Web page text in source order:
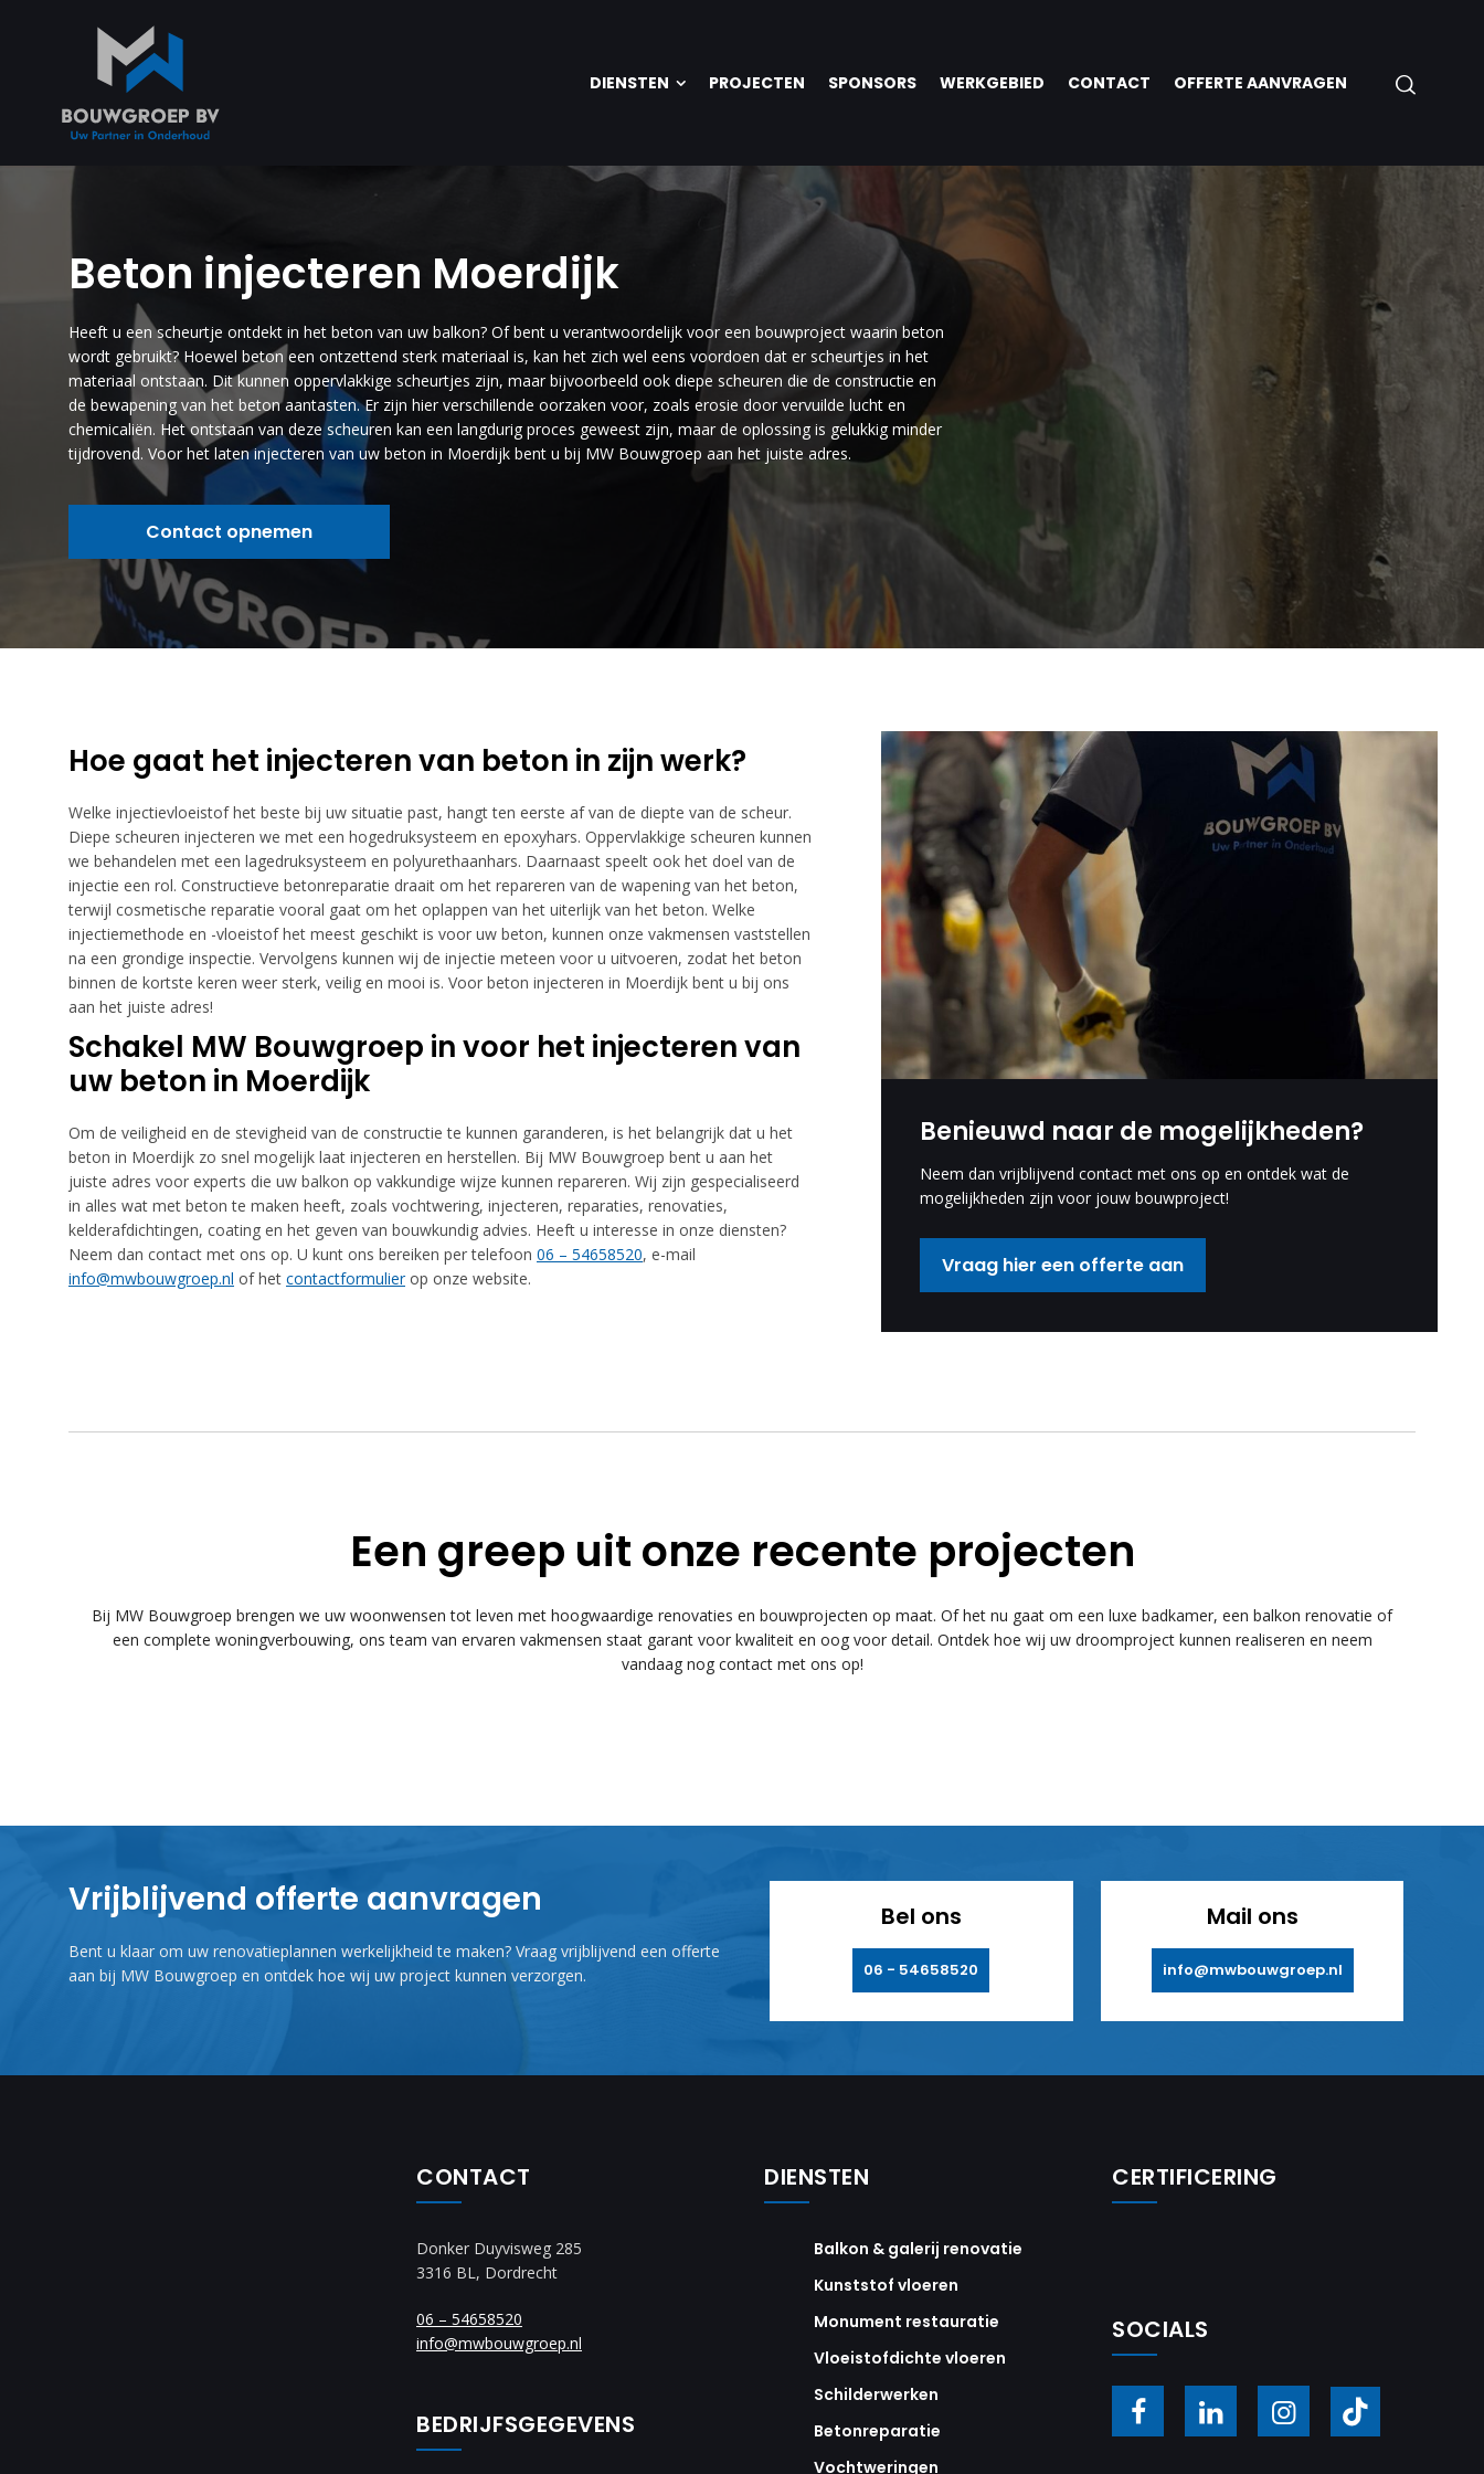
DIENSTEN PROJECTEN SPONSORS WERKGEBIED CONTACT OFFERTE AANVRAGEN
Beton injecteren Moerdijk
Heeft u een scheurtje ontdekt in het beton van uw balkon? Of bent u verantwoordelijk voor een bouwproject waarin beton
wordt gebruikt? Hoewel beton een ontzettend sterk materiaal is, kan het zich wel eens voordoen dat er scheurtjes in het
materiaal ontstaan. Dit kunnen oppervlakkige scheurtjes zijn, maar bijvoorbeeld ook diepe scheuren die de constructie en
de bewapening van het beton aantasten. Er zijn hier verschillende oorzaken voor, zoals erosie door vervuilde lucht en
chemicaliën. Het ontstaan van deze scheuren kan een langdurig proces geweest zijn, maar de oplossing is gelukkig minder
tijdrovend. Voor het laten injecteren van uw beton in Moerdijk bent u bij MW Bouwgroep aan het juiste adres.
Contact opnemen
Hoe gaat het injecteren van beton in zijn werk?
Welke injectievloeistof het beste bij uw situatie past, hangt ten eerste af van de diepte van de scheur.
Diepe scheuren injecteren we met een hogedruksysteem en epoxyhars. Oppervlakkige scheuren kunnen
we behandelen met een lagedruksysteem en polyurethaanhars. Daarnaast speelt ook het doel van de
injectie een rol. Constructieve betonreparatie draait om het repareren van de wapening van het beton,
terwijl cosmetische reparatie vooral gaat om het oplappen van het uiterlijk van het beton. Welke
injectiemethode en -vloeistof het meest geschikt is voor uw beton, kunnen onze vakmensen vaststellen
na een grondige inspectie. Vervolgens kunnen wij de injectie meteen voor u uitvoeren, zodat het beton
binnen de kortste keren weer sterk, veilig en mooi is. Voor beton injecteren in Moerdijk bent u bij ons
aan het juiste adres!
Schakel MW Bouwgroep in voor het injecteren van
uw beton in Moerdijk
Om de veiligheid en de stevigheid van de constructie te kunnen garanderen, is het belangrijk dat u het
beton in Moerdijk zo snel mogelijk laat injecteren en herstellen. Bij MW Bouwgroep bent u aan het
juiste adres voor experts die uw balkon op vakkundige wijze kunnen repareren. Wij zijn gespecialiseerd
in alles wat met beton te maken heeft, zoals vochtwering, injecteren, reparaties, renovaties,
kelderafdichtingen, coating en het geven van bouwkundig advies. Heeft u interesse in onze diensten?
Neem dan contact met ons op. U kunt ons bereiken per telefoon 06 – 54658520, e-mail
info@mwbouwgroep.nl of het contactformulierop onze website.
Benieuwd naar de mogelijkheden?
Neem dan vrijblijvend contact met ons op en ontdek wat de
mogelijkheden zijn voor jouw bouwproject!
Vraag hier een offerte aan
Een greep uit onze recente projecten
Bij MW Bouwgroep brengen we uw woonwensen tot leven met hoogwaardige renovaties en bouwprojecten op maat. Of het nu gaat om een luxe badkamer, een balkon renovatie of
een complete woningverbouwing, ons team van ervaren vakmensen staat garant voor kwaliteit en oog voor detail. Ontdek hoe wij uw droomproject kunnen realiseren en neem
vandaag nog contact met ons op!
Vrijblijvend offerte aanvragen
Bent u klaar om uw renovatieplannen werkelijkheid te maken? Vraag vrijblijvend een offerte
aan bij MW Bouwgroep en ontdek hoe wij uw project kunnen verzorgen.
Bel ons
06 - 54658520
Mail ons
info@mwbouwgroep.nl
CONTACT
Donker Duyvisweg 285
3316 BL, Dordrecht
06 – 54658520
info@mwbouwgroep.nl
BEDRIJFSGEGEVENS
DIENSTEN
Balkon & galerij renovatie
Kunststof vloeren
Monument restauratie
Vloeistofdichte vloeren
Schilderwerken
Betonreparatie
Vochtweringen
CERTIFICERING
SOCIALS